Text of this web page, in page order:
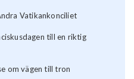
Vatikankonciliet
till en riktig
om vägen till tron